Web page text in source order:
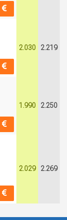
2.030 2.219
1.990 2.250
2.029 2.269